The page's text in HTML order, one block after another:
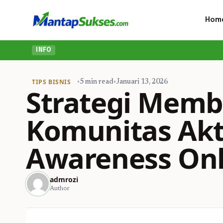
INFO
TIPS BISNIS •5 min read•Januari 13, 2026
Strategi
Komunitas
Awareness
admrozi
Author